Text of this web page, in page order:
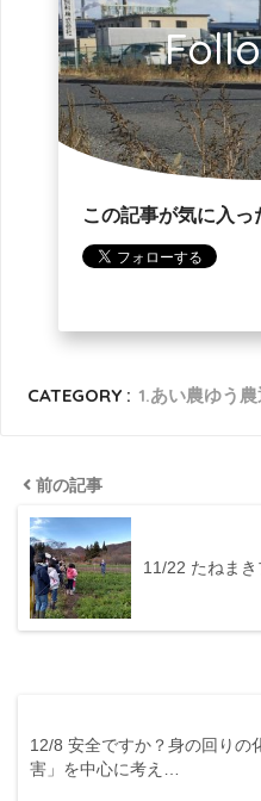
この記事が気に入っ
CATEGORY : 1.あい農ゆう
前の記事
11/22 たねま
12/8 安全ですか？身の回りの
害」を中心に考え…